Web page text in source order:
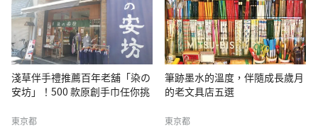
淺草伴手禮推薦百年老舖「染の
安坊」！500 款原創手巾任你挑
東京都
筆跡墨水的溫度，伴隨成長歲月
的老文具店五選
東京都